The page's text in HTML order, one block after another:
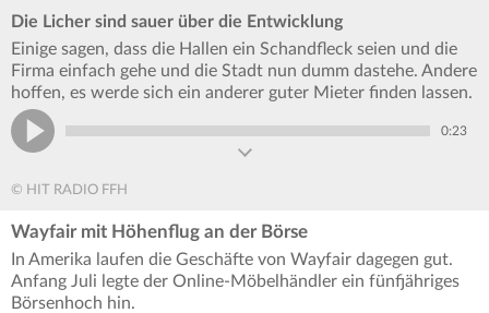
Die Licher sind sauer über die Entwicklung
Einige sagen, dass die Hallen ein Schandfleck seien und die
Firma einfach gehe und die Stadt nun dumm dastehe. Andere
hoffen, es werde sich ein anderer guter Mieter finden lassen.
0:23
© HIT RADIO FFH
Wayfair mit Höhenflug an der Börse
In Amerika laufen die Geschäfte von Wayfair dagegen gut.
Anfang Juli legte der Online-Möbelhändler ein fünfjähriges
Börsenhoch hin.